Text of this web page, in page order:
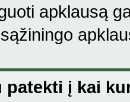
apklausą
patekti į kai